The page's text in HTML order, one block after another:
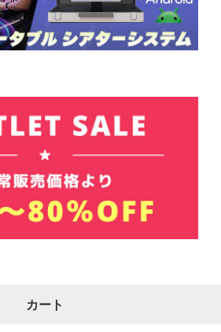
カート